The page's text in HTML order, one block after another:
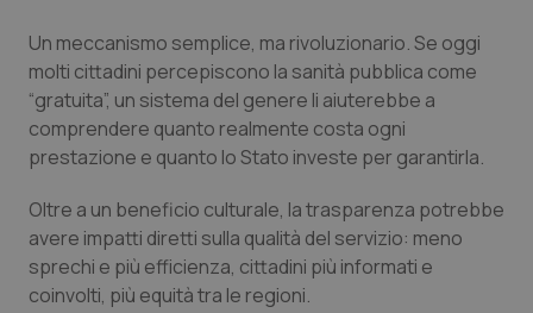
Psoriasi & pelle
Quotidiano Cardiologia
Quotidiano Chirurgia
Quotidiano Oncologia
Un meccanismo semplice, ma rivoluzionario. Se oggi
molti cittadini percepiscono la sanità pubblica come
“gratuita”, un sistema del genere li aiuterebbe a
comprendere quanto realmente costa ogni
prestazione e quanto lo Stato investe per garantirla.
Oltre a un beneficio culturale, la trasparenza potrebbe
avere impatti diretti sulla qualità del servizio: meno
sprechi e più efficienza, cittadini più informati e
coinvolti, più equità tra le regioni.